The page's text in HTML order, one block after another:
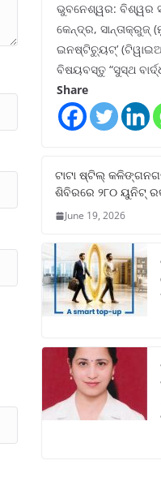
ଭୁବନେଶ୍ୱର: ବିଶ୍ୱର
କେନ୍ଦ୍ର, ସାନ୍ତାକ୍ରୁଜ୍
ଇନଷ୍ଟିଚ୍ୟୁଟ୍‌’
ବିଷୟବସ୍ତୁ “ସୁସ୍ଥ
Share
ଟାଟା ଷ୍ଟିଲ୍‌
ଶିବିରରେ ୨୮୦ ୟୁନିଟ୍‌
June 19, 2026